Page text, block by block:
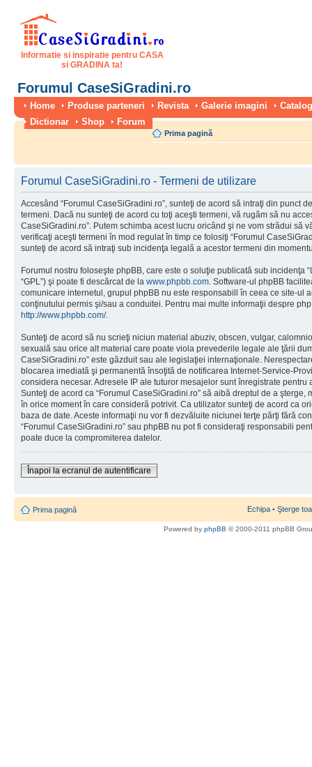
Informatie si inspiratie pentru CASA
si GRADINA ta!
Forumul CaseSiGradini.ro
Home Produse parteneri Revista Galerie imagini
Dictionar
Shop Forum
Prima pagină
Forumul CaseSiGradini.ro - Termeni de utilizare
Accesând “Forumul CaseSiGradini.ro”, sunteţi de acord să intraţi din punct
termeni. Dacă nu sunteţi de acord cu toţi aceşti termeni, vă rugăm să nu
CaseSiGradini.ro”. Putem schimba acest lucru oricând şi ne vom strădui să
verificaţi aceşti termeni în mod regulat în timp ce folosiţi “Forumul
sunteţi de acord să intraţi sub incidenţa legală a acestor termeni din
Forumul nostru foloseşte phpBB, care este o soluţie publicată sub incidenţa “
“GPL”) şi poate fi descărcat de la www.phpbb.com. Software-ul phpBB
comunicare internetul, grupul phpBB nu este responsabill în ceea ce site-ul
conţinutului permis şi/sau a conduitei. Pentru mai multe informaţii despre
http://www.phpbb.com/.
Sunteţi de acord să nu scrieţi niciun material abuziv, obscen, vulgar,
sexuală sau orice alt material care poate viola prevederile legale ale ţării
CaseSiGradini.ro” este găzduit sau ale legislaţiei internaţionale.
blocarea imediată şi permanentă însoţită de notificarea Internet-Service-
considera necesar. Adresele IP ale tuturor mesajelor sunt înregistrate
Sunteţi de acord ca “Forumul CaseSiGradini.ro” să aibă dreptul de a
în orice moment în care consideră potrivit. Ca utilizator sunteţi de acord ca
baza de date. Aceste informaţii nu vor fi dezvăluite niciunei terţe părţi fără
“Forumul CaseSiGradini.ro” sau phpBB nu pot fi consideraţi responsabili
poate duce la compromiterea datelor.
Înapoi la ecranul de autentificare
Prima pagină Echipa • Şterge
Powered by phpBB © 2000-2011 phpBB